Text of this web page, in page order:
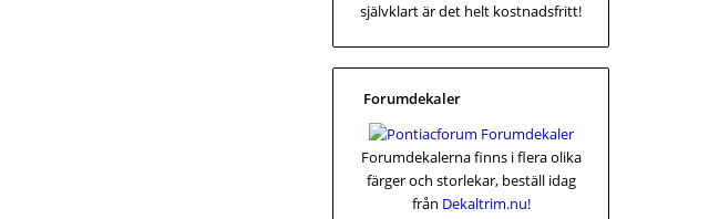
självklart är det helt kostnadsfritt!
Forumdekaler
Forumdekalerna finns i flera olika
färger och storlekar, beställ idag
från Dekaltrim.nu!